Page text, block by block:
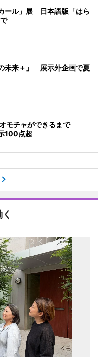
ール」展 日本語版「はら
未来＋」 展示外企画で夏
モチャができるまで
100点超